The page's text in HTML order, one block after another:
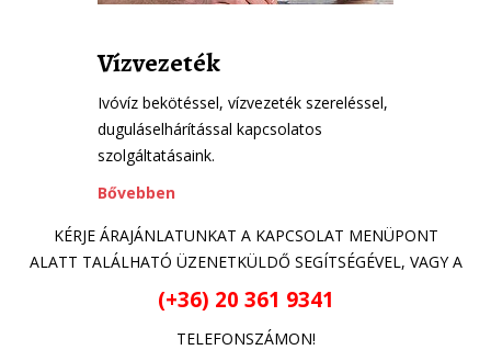
Vízvezeték
Ivóvíz bekötéssel, vízvezeték szereléssel,
duguláselhárítással kapcsolatos
szolgáltatásaink.
Bővebben
KÉRJE ÁRAJÁNLATUNKAT A KAPCSOLAT MENÜPONT
ALATT TALÁLHATÓ ÜZENETKÜLDŐ SEGÍTSÉGÉVEL, VAGY A
(+36) 20 361 9341
TELEFONSZÁMON!